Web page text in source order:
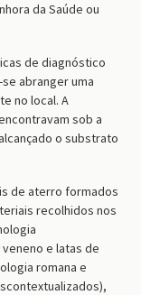
da Saúde ou
s de diagnóstico
abranger uma
no local. A
sob a
o substrato
de aterro formados
recolhidos nos
e latas de
romana e